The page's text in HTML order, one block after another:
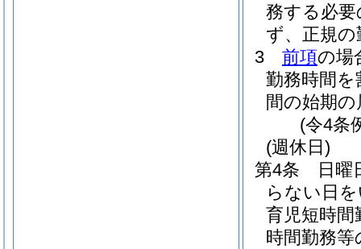
務する必
ず、正規
3
前項の場
勤務時間
間の始期
(令4条
(週休日)
第4条
日曜
らない日
育児短時
時間勤務